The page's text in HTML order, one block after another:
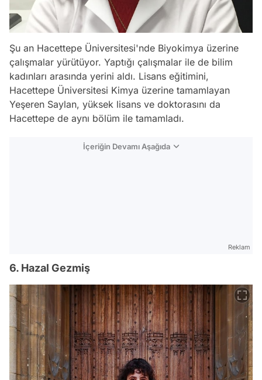
Şu an Hacettepe Üniversitesi'nde Biyokimya üzerine
çalışmalar yürütüyor. Yaptığı çalışmalar ile de bilim
kadınları arasında yerini aldı. Lisans eğitimini,
Hacettepe Üniversitesi Kimya üzerine tamamlayan
Yeşeren Saylan, yüksek lisans ve doktorasını da
Hacettepe de aynı bölüm ile tamamladı.
İçeriğin Devamı Aşağıda
Reklam
6. Hazal Gezmiş